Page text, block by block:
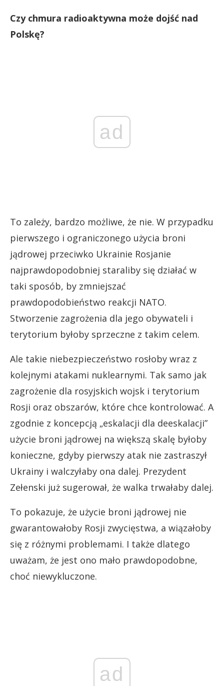
Czy chmura radioaktywna może dojść nad
Polskę?
ad
To zależy, bardzo możliwe, że nie. W przypadku
pierwszego i ograniczonego użycia broni
jądrowej przeciwko Ukrainie Rosjanie
najprawdopodobniej staraliby się działać w
taki sposób, by zmniejszać
prawdopodobieństwo reakcji NATO.
Stworzenie zagrożenia dla jego obywateli i
terytorium byłoby sprzeczne z takim celem.
Ale takie niebezpieczeństwo rosłoby wraz z
kolejnymi atakami nuklearnymi. Tak samo jak
zagrożenie dla rosyjskich wojsk i terytorium
Rosji oraz obszarów, które chce kontrolować. A
zgodnie z koncepcją „eskalacji dla deeskalacji”
użycie broni jądrowej na większą skalę byłoby
konieczne, gdyby pierwszy atak nie zastraszył
Ukrainy i walczyłaby ona dalej. Prezydent
Zełenski już sugerował, że walka trwałaby dalej.
To pokazuje, że użycie broni jądrowej nie
gwarantowałoby Rosji zwycięstwa, a wiązałoby
się z różnymi problemami. I także dlatego
uważam, że jest ono mało prawdopodobne,
choć niewykluczone.
ad